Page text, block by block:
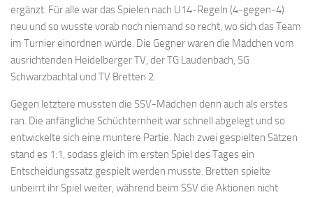
ergänzt. Für alle war das Spielen nach U14-Regeln (4-gegen-4)
neu und so wusste vorab noch niemand so recht, wo sich das Team
im Turnier einordnen würde. Die Gegner waren die Mädchen vom
ausrichtenden Heidelberger TV, der TG Laudenbach, SG
Schwarzbachtal und TV Bretten 2.
Gegen letztere mussten die SSV-Mädchen denn auch als erstes
ran. Die anfängliche Schüchternheit war schnell abgelegt und so
entwickelte sich eine muntere Partie. Nach zwei gespielten Sätzen
stand es 1:1, sodass gleich im ersten Spiel des Tages ein
Entscheidungssatz gespielt werden musste. Bretten spielte
unbeirrt ihr Spiel weiter, während beim SSV die Aktionen nicht